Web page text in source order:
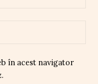
în acest navigator